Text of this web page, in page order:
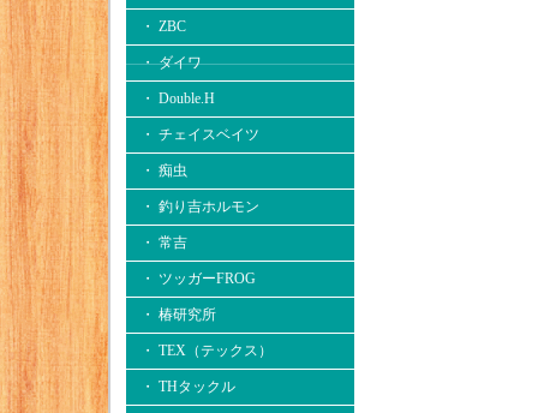
・ ZBC
・ ダイワ
・ Double.H
・ チェイスベイツ
・ 痴虫
・ 釣り吉ホルモン
・ 常吉
・ ツッガーFROG
・ 椿研究所
・ TEX（テックス）
・ THタックル